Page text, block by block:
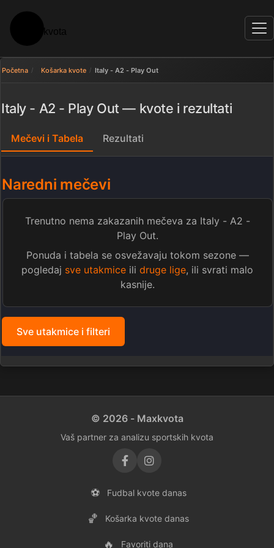
Početna Košarka kvote Italy - A2 - Play Out
Italy - A2 - Play Out — kvote i rezultati
Mečevi i Tabela Rezultati
Naredni mečevi
Trenutno nema zakazanih mečeva za Italy - A2 -
Play Out.
Ponuda i tabela se osvežavaju tokom sezone —
pogledaj sve utakmice ili druge lige, ili svrati malo
kasnije.
Sve utakmice i filteri
© 2026 - Maxkvota
Vaš partner za analizu sportskih kvota
⚽ Fudbal kvote danas
🏀 Košarka kvote danas
🔥 Favoriti dana